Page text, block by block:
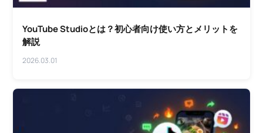
YouTube Studioとは？初心者向け使い方とメリットを
解説
2026.03.01